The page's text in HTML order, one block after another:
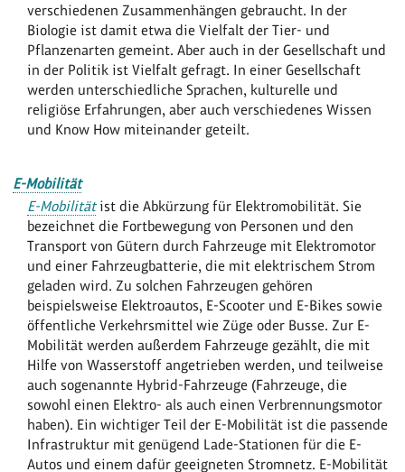
verschiedenen Zusammenhängen gebraucht. In der
Biologie ist damit etwa die Vielfalt der Tier- und
Pflanzenarten gemeint. Aber auch in der Gesellschaft und
in der Politik ist Vielfalt gefragt. In einer Gesellschaft
werden unterschiedliche Sprachen, kulturelle und
religiöse Erfahrungen, aber auch verschiedenes Wissen
und Know How miteinander geteilt.
E-Mobilität
E-Mobilitätist die Abkürzung für Elektromobilität. Sie
bezeichnet die Fortbewegung von Personen und den
Transport von Gütern durch Fahrzeuge mit Elektromotor
und einer Fahrzeugbatterie, die mit elektrischem Strom
geladen wird. Zu solchen Fahrzeugen gehören
beispielsweise Elektroautos, E-Scooter und E-Bikes sowie
öffentliche Verkehrsmittel wie Züge oder Busse. Zur E-
Mobilität werden außerdem Fahrzeuge gezählt, die mit
Hilfe von Wasserstoff angetrieben werden, und teilweise
auch sogenannte Hybrid-Fahrzeuge (Fahrzeuge, die
sowohl einen Elektro- als auch einen Verbrennungsmotor
haben). Ein wichtiger Teil der E-Mobilität ist die passende
Infrastruktur mit genügend Lade-Stationen für die E-
Autos und einem dafür geeigneten Stromnetz. E-Mobilität